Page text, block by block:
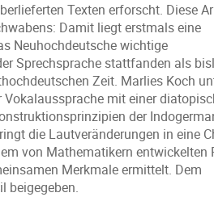
Texten erforscht. Diese
Damit liegt erstmals eine
Neuhochdeutsche wichtige
Sprechsprache stattfanden als
Zeit. Marlies Koch
mit einer
der
die Lautveränderungen in eine
von Mathematikern entwickelten
Merkmale ermittelt. Dem
beigegeben.